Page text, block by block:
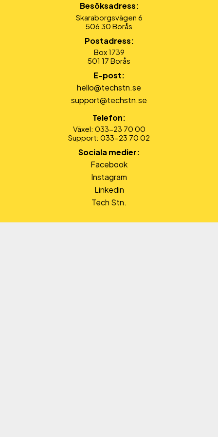
Besöksadress:
Skaraborgsvägen 6
506 30 Borås
Postadress:
Box 1739
501 17 Borås
E-post:
hello@techstn.se
support@techstn.se
Telefon:
Växel: 033-23 70 00
Support: 033-23 70 02
Sociala medier:
Facebook
Instagram
Linkedin
Tech Stn.